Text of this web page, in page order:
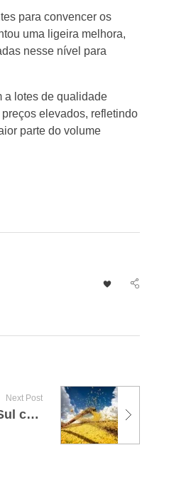
para convencer os
uma ligeira melhora,
nesse nível para
a lotes de qualidade
elevados, refletindo
parte do volume
Next Post
Plantio de Milho de Verão Avança no Centro-Sul com SC e PR se Unindo ao RS